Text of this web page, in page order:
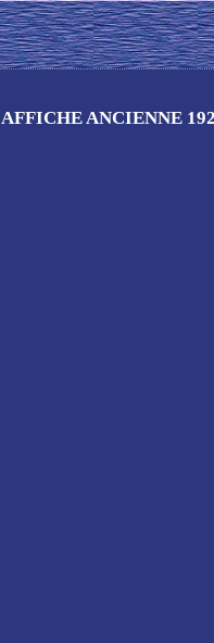
AFFICHE ANCIENNE